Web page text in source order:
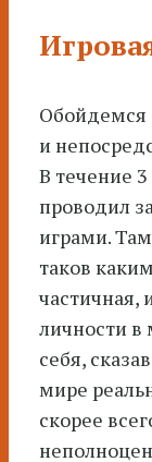
Обойдемся
и
В течение
проводил
играми.
таков
частичная,
личности в
себя,
мире
скорее